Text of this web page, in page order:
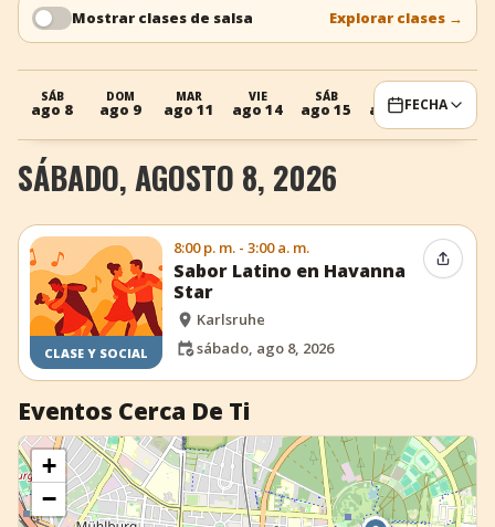
+ Añadir evento
Mostrar clases de salsa Explorar clases →
SÁB
ago 8
DOM
ago 9
MAR
ago 11
VIE
ago 14
SÁB
ago 15
DOM
ago 16
MAR
ago 18
FECHA
SÁBADO, AGOSTO 8, 2026
CLASE Y SOCIAL
8:00 p. m. - 3:00 a. m.
Sabor Latino en Havanna
Star
Karlsruhe
sábado, ago 8, 2026
Eventos Cerca De Ti
+
−